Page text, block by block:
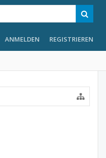
ANMELDEN REGISTRIEREN